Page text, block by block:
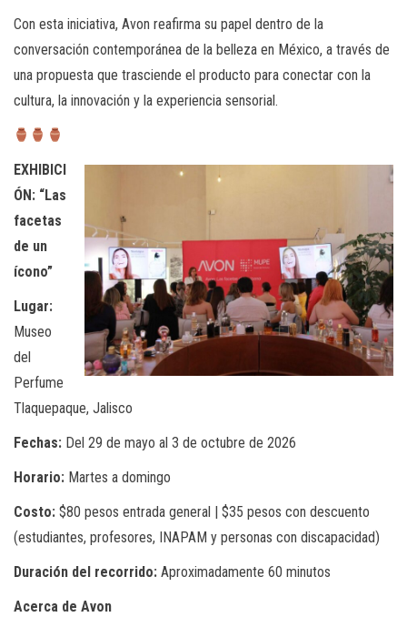
Con esta iniciativa, Avon reafirma su papel dentro de la
conversación contemporánea de la belleza en México, a través de
una propuesta que trasciende el producto para conectar con la
cultura, la innovación y la experiencia sensorial.
EXHIBICI
ÓN: “Las
facetas
de un
ícono”
Lugar:
Museo
del
Perfume
Tlaquepaque, Jalisco
Fechas: Del 29 de mayo al 3 de octubre de 2026
Horario: Martes a domingo
Costo: $80 pesos entrada general | $35 pesos con descuento
(estudiantes, profesores, INAPAM y personas con discapacidad)
Duración del recorrido: Aproximadamente 60 minutos
Acerca de Avon